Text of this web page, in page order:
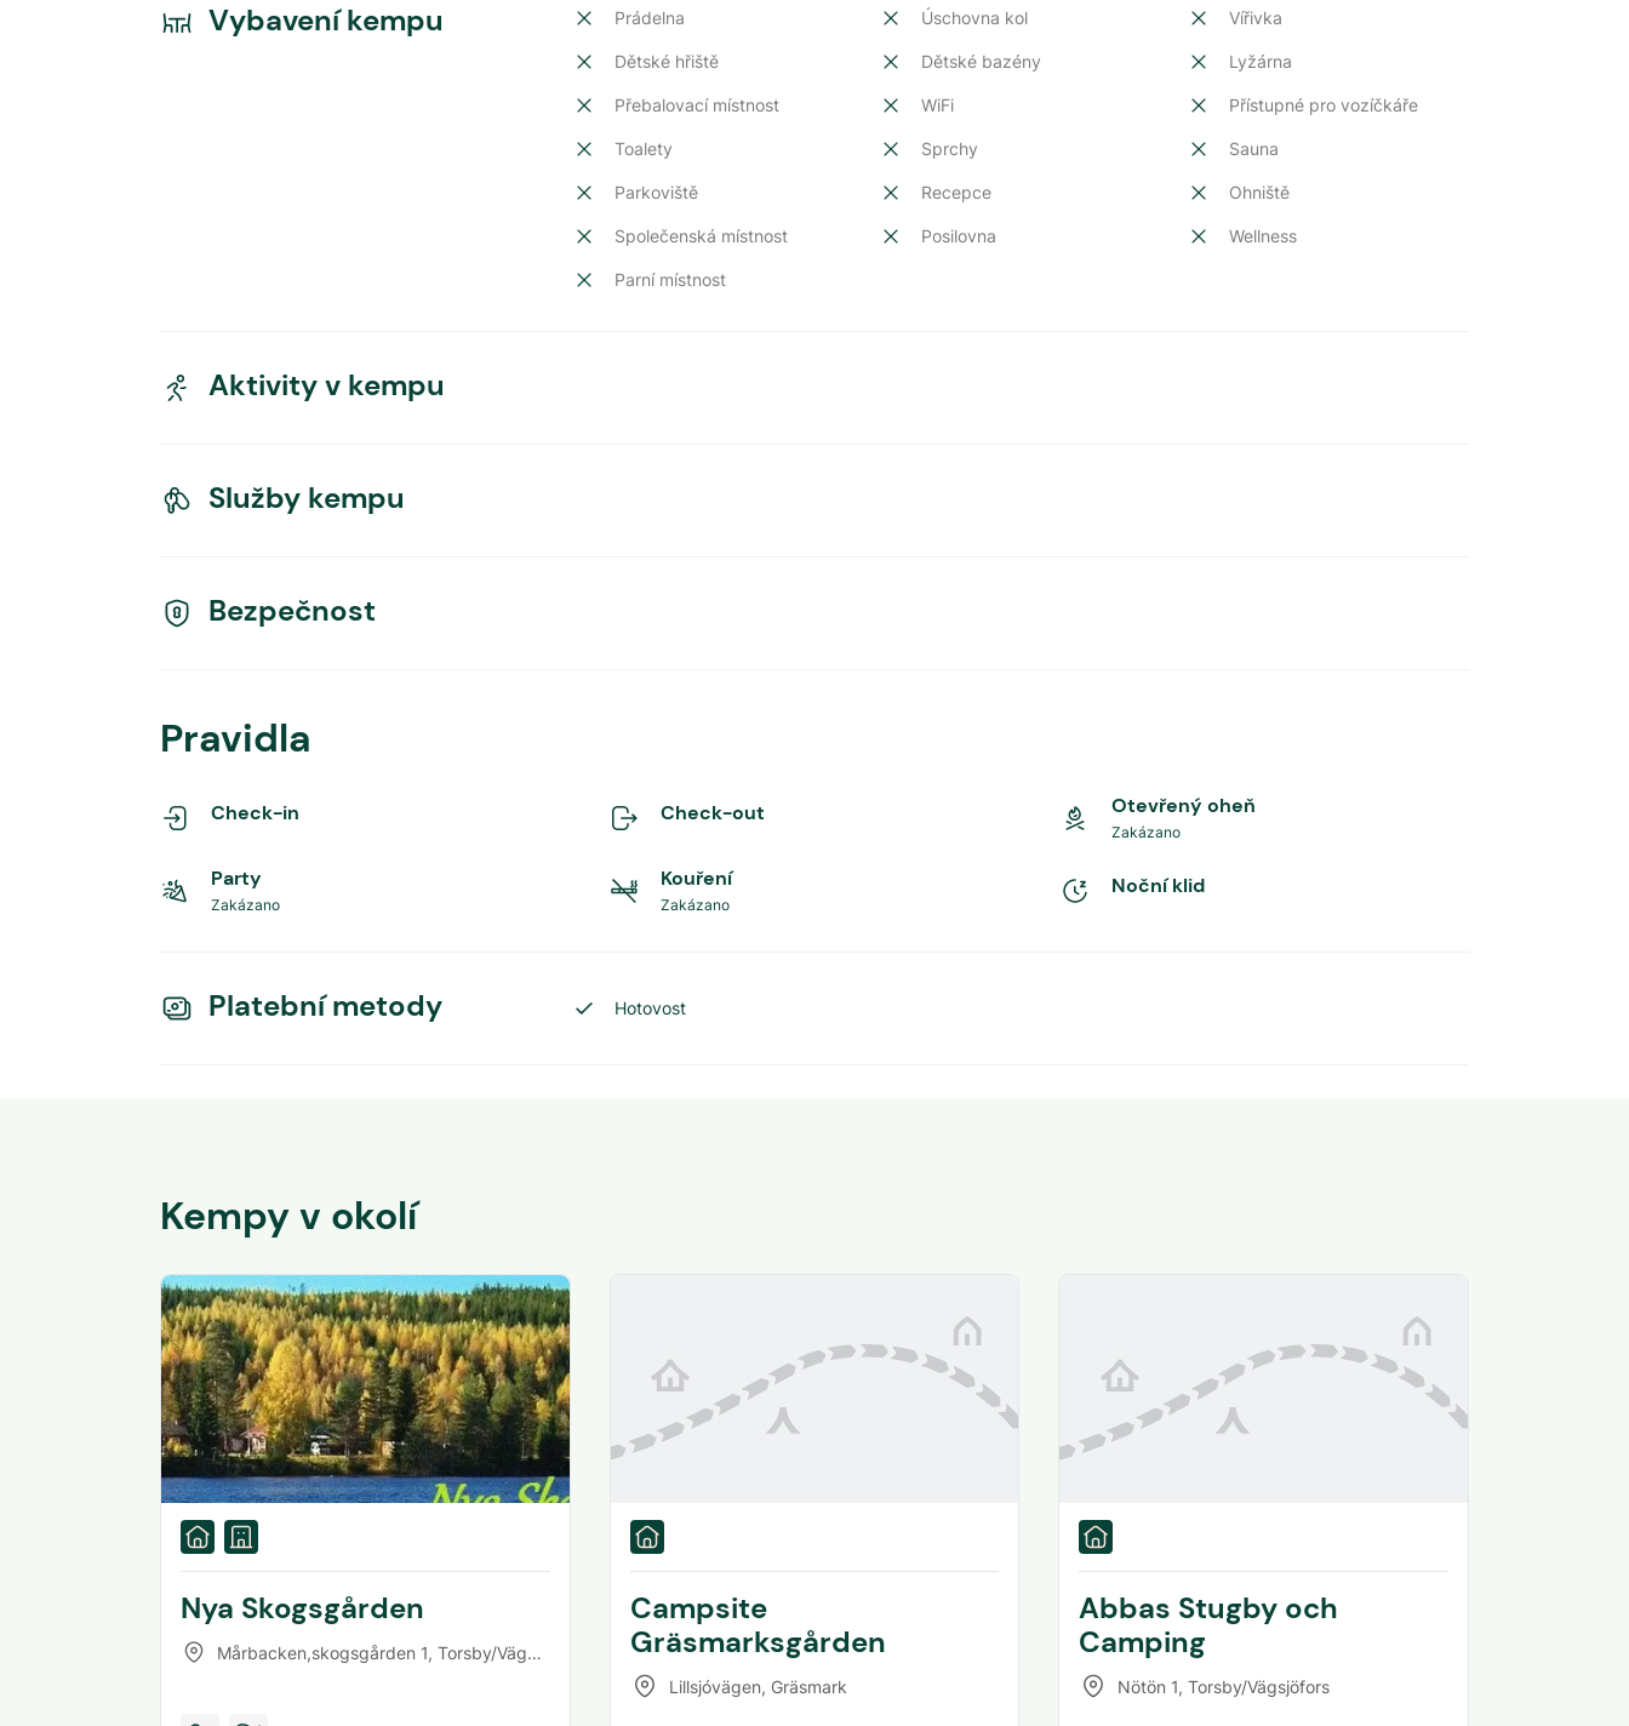
Vybavení kempu Prádelna Úschovna kol Vířivka
Dětské hřiště Dětské bazény Lyžárna
Přebalovací místnost WiFi Přístupné pro vozíčkáře
Toalety Sprchy Sauna
Parkoviště Recepce Ohniště
Společenská místnost Posilovna Wellness
Parní místnost
Aktivity v kempu
Služby kempu
Bezpečnost
Pravidla
Check-in Check-out Otevřený oheň
Zakázano
Party
Zakázano
Kouření
Zakázano
Noční klid
Platební metody Hotovost
Kempy v okolí
Nya Skogsgården
Mårbacken,skogsgården 1,Torsby/Vägsjöfors
Campsite
Gräsmarksgården
Lillsjóvägen, Gräsmark
Abbas Stugby och
Camping
Nötön 1,Torsby/Vägsjöfors